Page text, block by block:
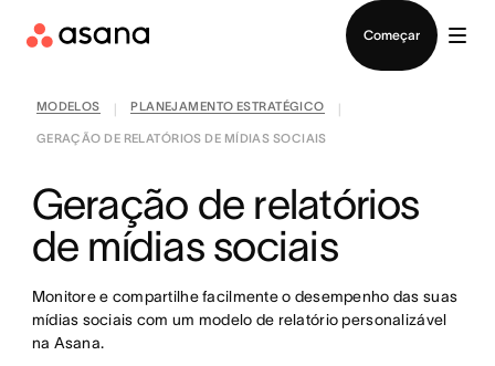
Começar
MODELOS PLANEJAMENTO ESTRATÉGICO
GERAÇÃO DE RELATÓRIOS DE MÍDIAS SOCIAIS
Geração de relatórios
de mídias sociais
Monitore e compartilhe facilmente o desempenho das suas
mídias sociais com um modelo de relatório personalizável
na Asana.